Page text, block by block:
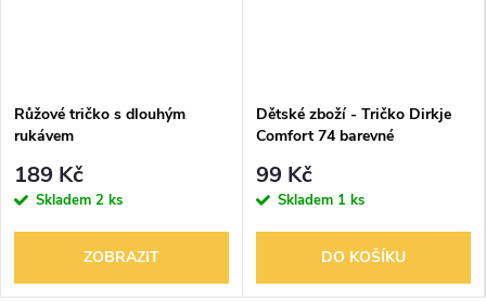
Růžové tričko s dlouhým
rukávem
189 Kč
Skladem 2 ks
ZOBRAZIT
Dětské zboží - Tričko Dirkje
Comfort 74 barevné
99 Kč
Skladem 1 ks
DO KOŠÍKU